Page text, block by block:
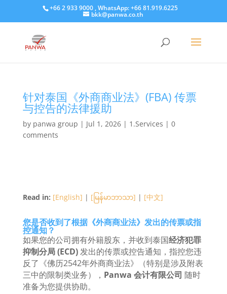
+66 2 933 9000 , WhatsApp: +66 81.919.6225
bkk@panwa.co.th
针对泰国《外商商业法》(FBA) 传票
与控告的法律援助
by panwa group | Jul 1, 2026| 1.Services | 0
comments
Read in: [English] | [မြန်မာဘာသာ] | [中文]
您是否收到了根据《外商商业法》发出的传票或指
控通知？
如果您的公司拥有外籍股东，并收到泰国经济犯罪
抑制分局 (ECD)发出的传票或控告通知，指控您违
反了《佛历2542年外商商业法》（特别是涉及附表
三中的限制类业务）， Panwa 会计有限公司 随时
准备为您提供协助。